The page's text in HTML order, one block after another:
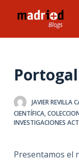
l
JAVIER REVILLA
CIENTÍFICA,
INVESTIGACIONES
Presentamos el